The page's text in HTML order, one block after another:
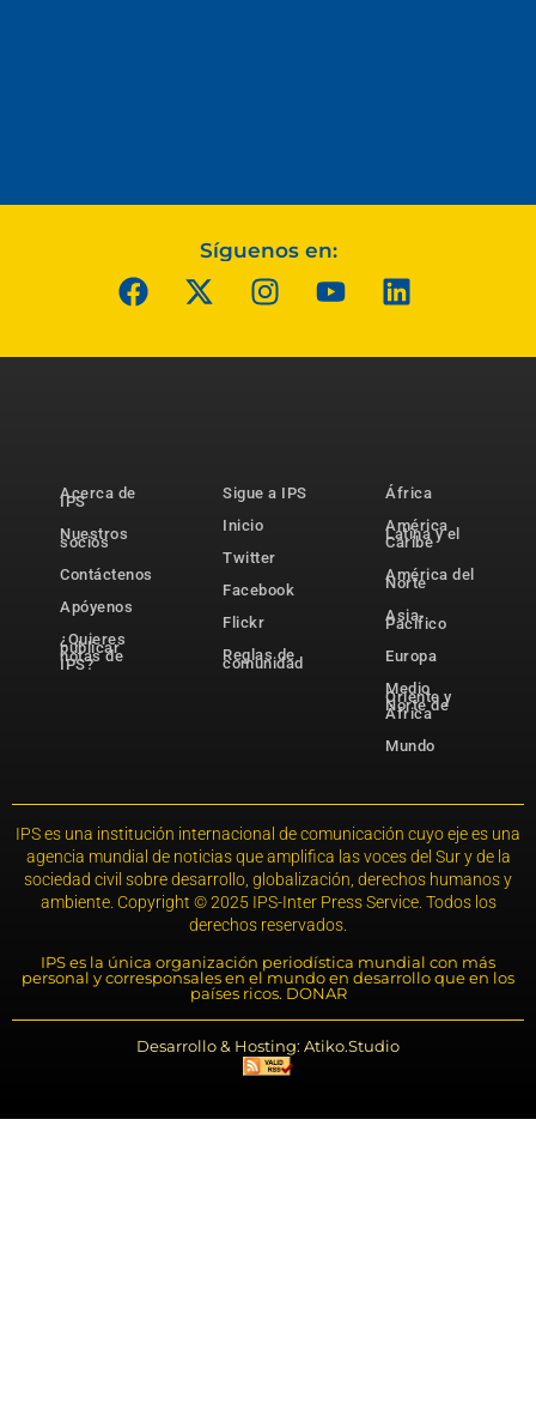
Síguenos en:
Acerca de
IPS
Nuestros
socios
Contáctenos
Apóyenos
¿Quieres
publicar
notas de
IPS?
Sigue a IPS
Inicio
Twitter
Facebook
Flickr
Reglas de
comunidad
África
América
Latina y el
Caribe
América del
Norte
Asia-
Pacífico
Europa
Medio
Oriente y
Norte de
África
Mundo
IPS es una institución internacional de comunicación cuyo eje es una
agencia mundial de noticias que amplifica las voces del Sur y de la
sociedad civil sobre desarrollo, globalización, derechos humanos y
ambiente. Copyright © 2025 IPS-Inter Press Service. Todos los
derechos reservados.
IPS es la única organización periodística mundial con más
personal y corresponsales en el mundo en desarrollo que en los
países ricos. DONAR
Desarrollo & Hosting: Atiko.Studio